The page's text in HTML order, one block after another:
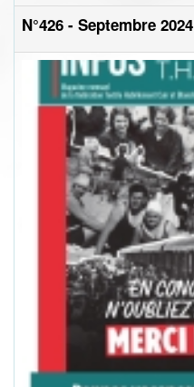
N°426 - Septembre 2024